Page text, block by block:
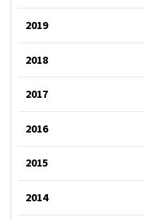
2019
2018
2017
2016
2015
2014